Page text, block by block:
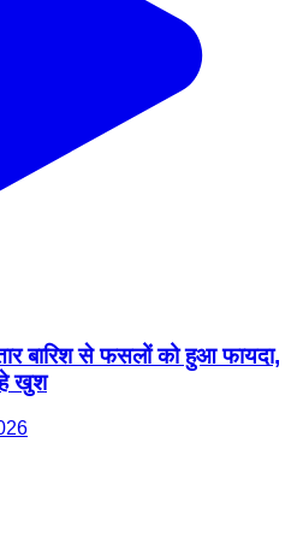
बारिश से फसलों को हुआ फायदा,
खुश